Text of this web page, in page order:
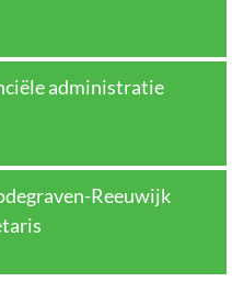
administratie
Reeuwijk